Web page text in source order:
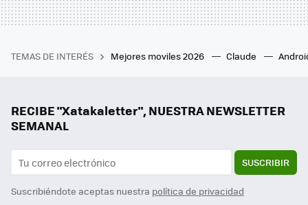
TEMAS DE INTERÉS Mejores moviles 2026 Claude
RECIBE "Xatakaletter", NUESTRA NEWSLETTER
SEMANAL
SUSCRIBIR
Suscribiéndote aceptas nuestra política de privacidad